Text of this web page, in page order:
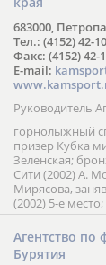
683000,
Тел.: (4152) 42-
Факс: (4152) 42-
E-mail:
Руководитель
горнолыжный
призер Кубка
Зеленская;
Сити (2002) А.
Мирясова,
(2002) 5-е место;
Агентство по
Бурятия